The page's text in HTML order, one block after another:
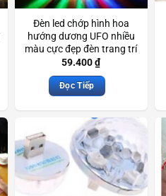
Đèn led chớp hình hoa
hướng dương UFO nhiều
màu cực đẹp đèn trang trí
Sun Flower Led Light đẹp
mắt Scd3740
59.400₫
Đọc Tiếp